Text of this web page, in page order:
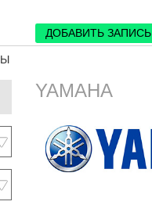
ДОБАВИТЬ ЗАПИСЬ
YAMAHA